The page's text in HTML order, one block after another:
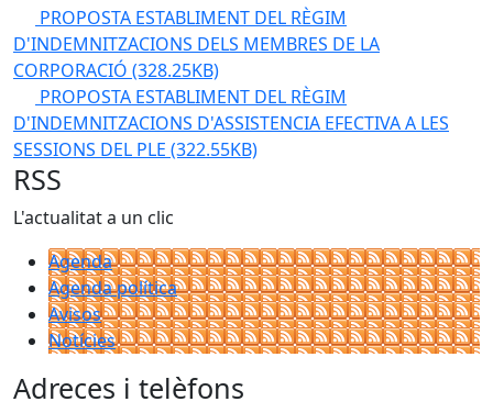
PROPOSTA ESTABLIMENT DEL RÈGIM
D'INDEMNITZACIONS DELS MEMBRES DE LA
CORPORACIÓ (328.25KB)
PROPOSTA ESTABLIMENT DEL RÈGIM
D'INDEMNITZACIONS D'ASSISTENCIA EFECTIVA A LES
SESSIONS DEL PLE (322.55KB)
RSS
L'actualitat a un clic
Agenda
Agenda política
Avisos
Notícies
Adreces i telèfons